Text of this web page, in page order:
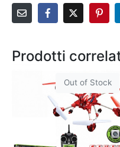
Prodotti
Out of Stock